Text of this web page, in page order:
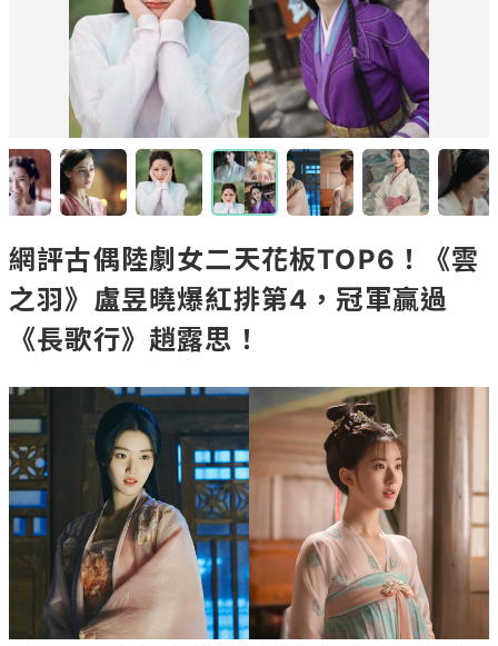
網評古偶陸劇女二天花板TOP6！《雲
之羽》盧昱曉爆紅排第4，冠軍贏過
《長歌行》趙露思！